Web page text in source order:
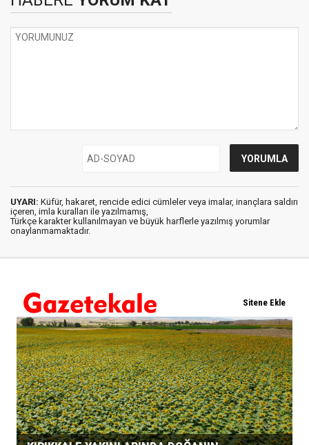
UYARI: Küfür, hakaret, rencide edici cümleler veya imalar, inançlara saldırı
içeren, imla kuralları ile yazılmamış,
Türkçe karakter kullanılmayan ve büyük harflerle yazılmış yorumlar
onaylanmamaktadır.